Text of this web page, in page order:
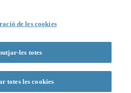
- URL |Avís legal
de les cookies
les totes
totes les cookies